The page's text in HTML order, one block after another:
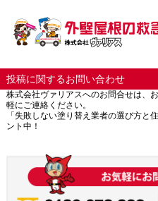
投稿に関するお問い合わせ
株式会社ヴァリアスへのお問合せは、
軽にご連絡ください。
「失敗しない塗り替え業者の選び方と
ント中！